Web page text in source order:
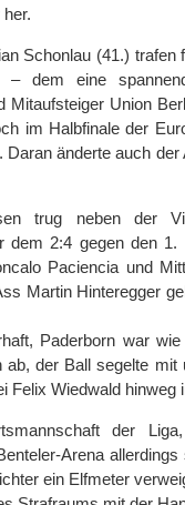
Schonlau (41.)
dem eine
Mitaufsteiger Union
im Halbfinale der
änderte auch
trug neben der
dem 2:4 gegen den
Paciencia und
Martin Hinteregger
Paderborn war
der Ball segelte mit
Felix Wiedwald hinweg
der
Arena
ein Elfmeter